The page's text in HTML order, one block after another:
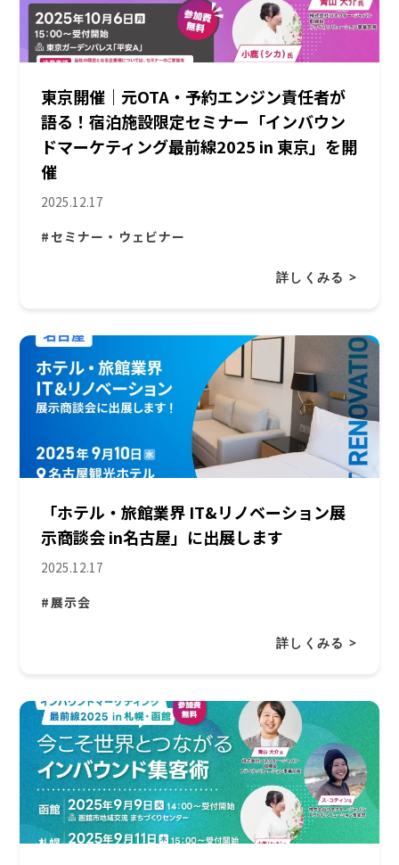
東京開催｜元OTA・予約エンジン責任者が
語る！宿泊施設限定セミナー「インバウン
ドマーケティング最前線2025 in 東京」を開
催
2025.12.17
#セミナー・ウェビナー
詳しくみる >
「ホテル・旅館業界 IT&リノベーション展
示商談会 in名古屋」に出展します
2025.12.17
#展示会
詳しくみる >